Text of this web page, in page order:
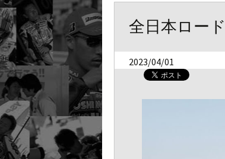
全日本ロー
2023/04/01